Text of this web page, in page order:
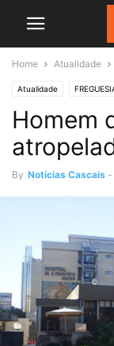
Home Atualidade
Atualidade
Homem
By Notícias Cascais -